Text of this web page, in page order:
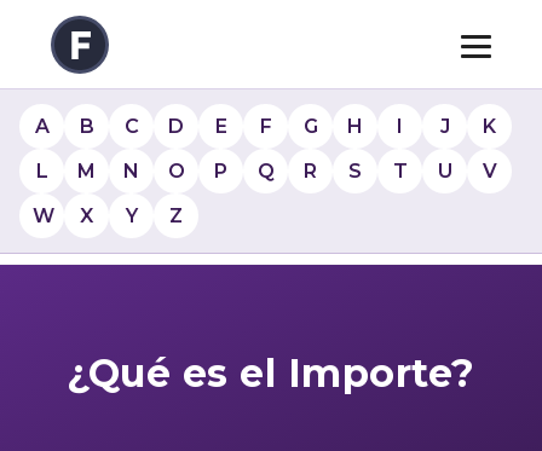
A B C D E F G H I J
K
L
M N O P Q R S T U
V
W
X Y Z
¿Qué es el Importe?